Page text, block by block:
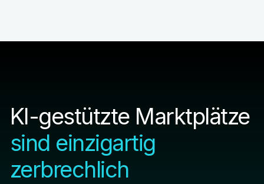
KI-gestützte Marktplätze
sind einzigartig
zerbrechlich